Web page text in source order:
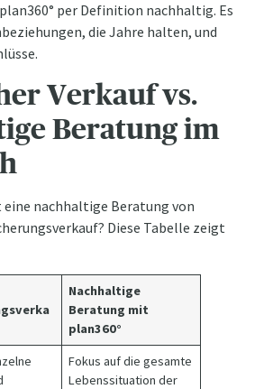
per Definition nachhaltig. Es
die Jahre halten, und
Verkauf vs.
Beratung im
eine nachhaltige Beratung von
Diese Tabelle zeigt
Nachhaltige
Beratung mit
plan360°
Fokus auf die gesamte
Lebenssituation der